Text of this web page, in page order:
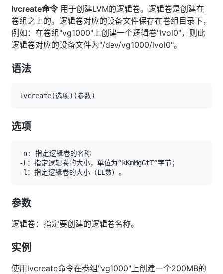
lvcreate命令用于创建LVM的逻辑卷。逻辑卷是创建在
卷组之上的。逻辑卷对应的设备文件保存在卷组目录下，
例如：在卷组"vg1000"上创建一个逻辑卷"lvol0"，则此
逻辑卷对应的设备文件为"/dev/vg1000/lvol0"。
语法
lvcreate(选项) (参数)
选项
参数
逻辑卷：指定要创建的逻辑卷名称。
实例
使用lvcreate命令在卷组"vg1000"上创建一个200MB的